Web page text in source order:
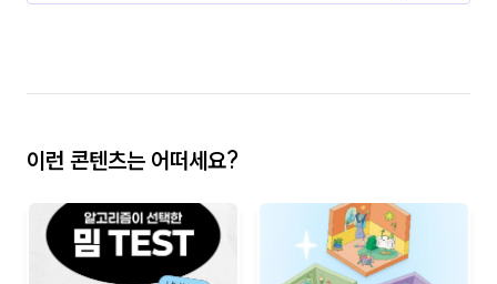
이런 콘텐츠는 어떠세요?